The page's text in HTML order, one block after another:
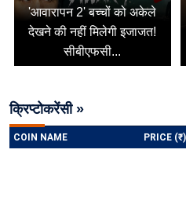
'आवारापन 2' बच्चों को अकेले
देखने की नहीं मिलेगी इजाजत!
सीबीएफसी...
क्रिप्टोकरेंसी »